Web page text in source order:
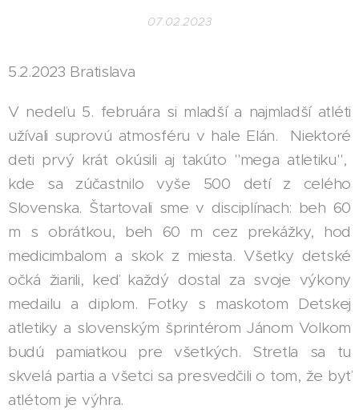
07.02.2023
5.2.2023 Bratislava
V nedeľu 5. februára si mladší a najmladší atléti
užívali suprovú atmosféru v hale Elán. Niektoré
deti prvý krát okúsili aj takúto "mega atletiku",
kde sa zúčastnilo vyše 500 detí z celého
Slovenska. Štartovali sme v disciplínach: beh 60
m s obrátkou, beh 60 m cez prekážky, hod
medicimbalom a skok z miesta. Všetky detské
očká žiarili, keď každý dostal za svoje výkony
medailu a diplom. Fotky s maskotom Detskej
atletiky a slovenským šprintérom Jánom Volkom
budú pamiatkou pre všetkých. Stretla sa tu
skvelá partia a všetci sa presvedčili o tom, že byť
atlétom je výhra.